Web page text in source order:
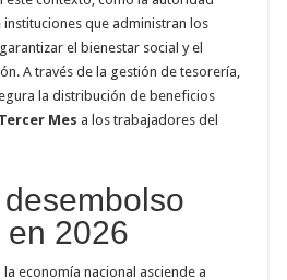
que administran los
el bienestar social y el
A través de la gestión de tesorería,
la distribución de beneficios
Mes a los trabajadores del
2026
economía nacional asciende a